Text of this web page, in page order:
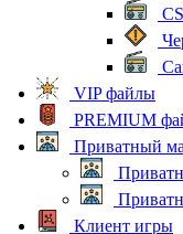
VIP файлы
PREMIUM
Приватный
Клиент игры